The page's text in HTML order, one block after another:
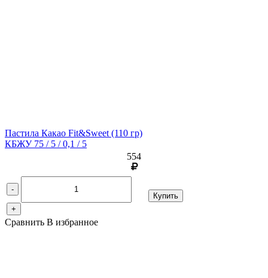
Пастила Какао Fit&Sweet (110 гр)
КБЖУ 75 / 5 / 0,1 / 5
554
-
+
Купить
Сравнить В избранное